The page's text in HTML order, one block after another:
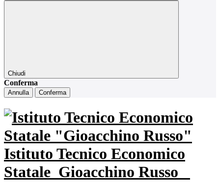
Chiudi
Conferma
Annulla Conferma
Istituto Tecnico Economico
Statale Gioacchino Russo